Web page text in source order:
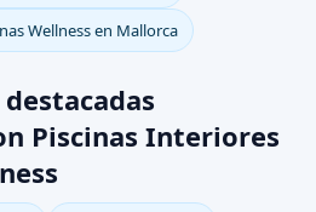
Wellness en Mallorca
Piscinas Interiores